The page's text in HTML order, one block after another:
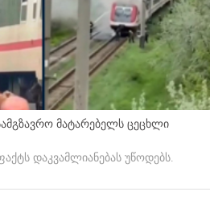
მატარებელს ცეცხლი
დაკვამლიანებას უწოდებს.